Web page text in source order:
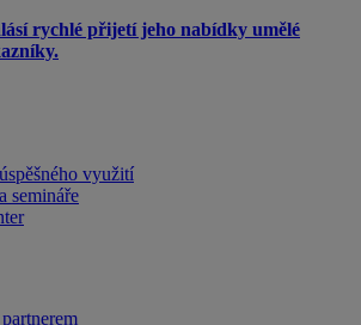
rychlé přijetí jeho nabídky umělé
využití
semináře